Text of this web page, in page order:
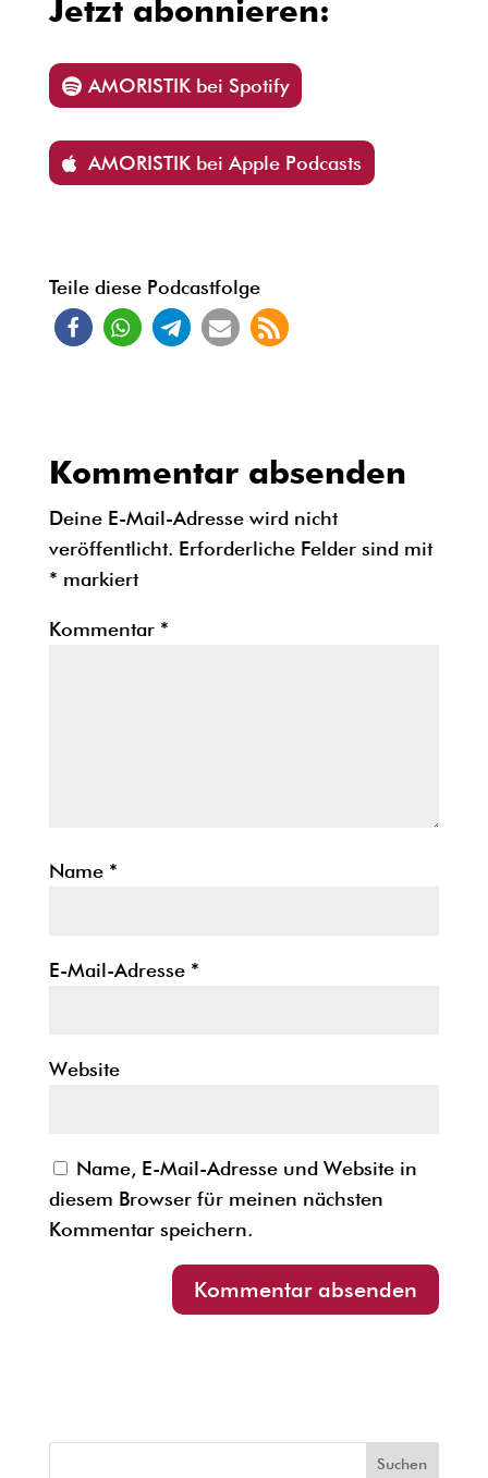
Jetzt abonnieren:
AMORISTIK bei Spotify
AMORISTIK bei Apple Podcasts
Teile diese Podcastfolge
Kommentar absenden
Deine E-Mail-Adresse wird nicht
veröffentlicht. Erforderliche Felder sind mit
* markiert
Kommentar *
Name *
E-Mail-Adresse *
Website
Name, E-Mail-Adresse und Website in
diesem Browser für meinen nächsten
Kommentar speichern.
Suchen